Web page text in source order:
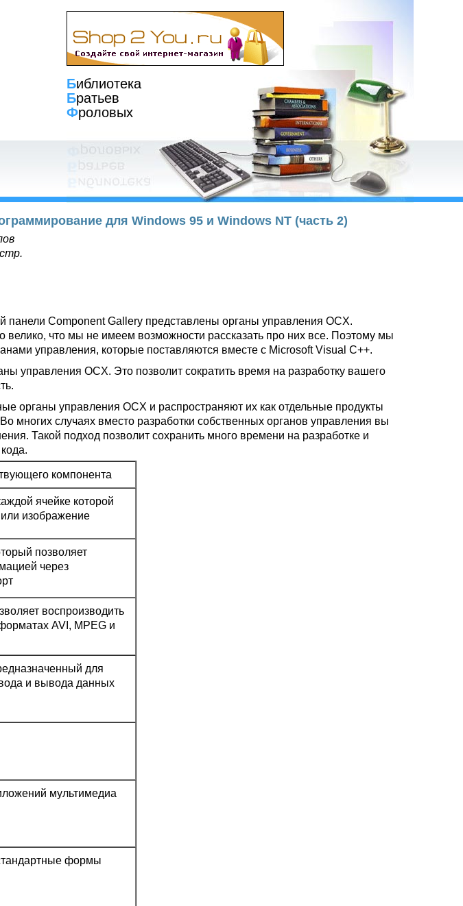
Библиотека
Братьев
Фроловых
для Windows 95 и Windows NT (часть 2)
панели Component Gallery представлены органы управления OCX.
велико, что мы не имеем возможности рассказать про них все. Поэтому мы
управления, которые поставляются вместе с Microsoft Visual C++.
управления OCX. Это позволит сократить время на разработку вашего
органы управления OCX и распространяют их как отдельные продукты
многих случаях вместо разработки собственных органов управления вы
Такой подход позволит сохранить много времени на разработке и
компонента
ячейке которой
изображение
позволяет
через
воспроизводить
AVI, MPEG и
для
и вывода данных
мультимедиа
формы